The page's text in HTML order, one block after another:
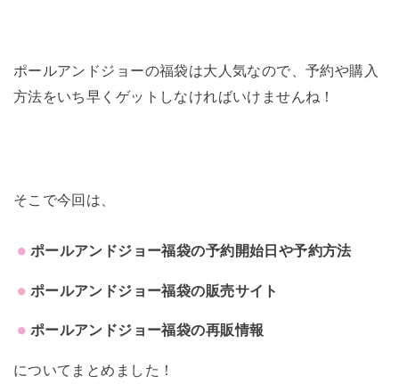
ポールアンドジョーの福袋は大人気なので、予約や購入
方法をいち早くゲットしなければいけませんね！
そこで今回は、
ポールアンドジョー福袋の予約開始日や予約方法
ポールアンドジョー福袋の販売サイト
ポールアンドジョー福袋の再販情報
についてまとめました！